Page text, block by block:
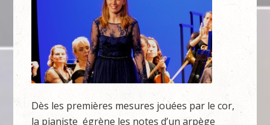
Dès les premières mesures jouées par le cor,
la pianiste égrène les notes d’un arpège